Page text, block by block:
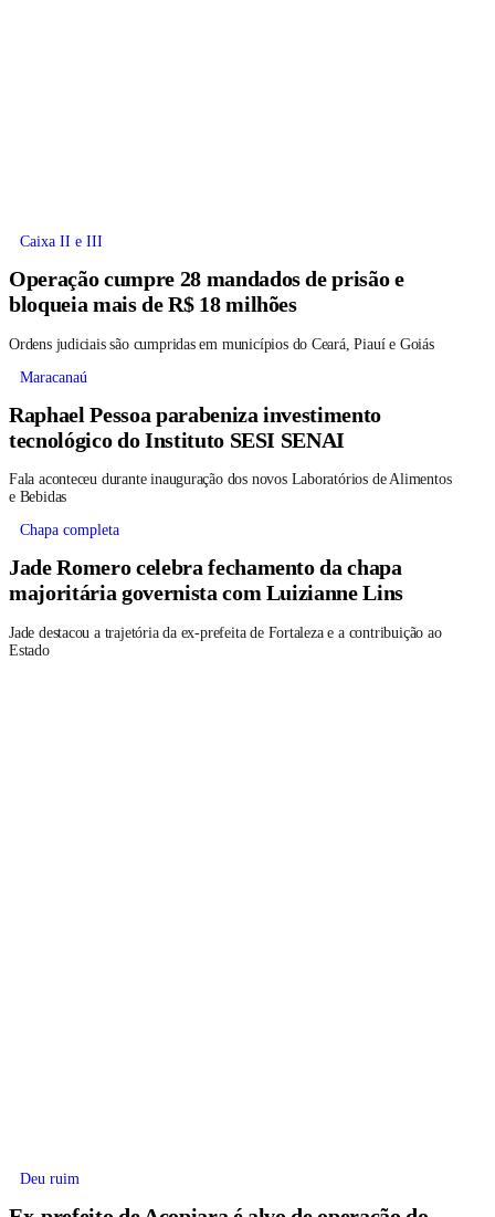
Caixa II e III
Operação cumpre 28 mandados de prisão e
bloqueia mais de R$ 18 milhões
Ordens judiciais são cumpridas em municípios do Ceará, Piauí e Goiás
Maracanaú
Raphael Pessoa parabeniza investimento
tecnológico do Instituto SESI SENAI
Fala aconteceu durante inauguração dos novos Laboratórios de Alimentos
e Bebidas
Chapa completa
Jade Romero celebra fechamento da chapa
majoritária governista com Luizianne Lins
Jade destacou a trajetória da ex-prefeita de Fortaleza e a contribuição ao
Estado
Deu ruim